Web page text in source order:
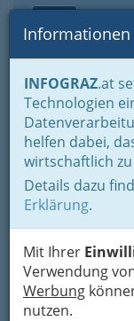
Informationen
INFOGRAZ.at
Technologien
helfen dabei,
wirtschaftlich
Details dazu
Erklärung.
Mit Ihrer
Verwendung
Werbung
nutzen.
Home
Kinder & Jugend -
Monster
27.09.2025
Next Liberty
Kategorien
Datenquelle:
Details